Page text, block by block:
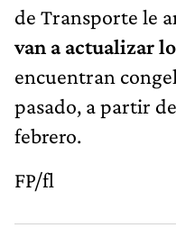
de Transporte le
van a actualizar
encuentran
pasado, a partir
febrero.
FP/fl